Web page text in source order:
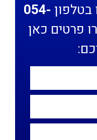
054-
פרטים כאן